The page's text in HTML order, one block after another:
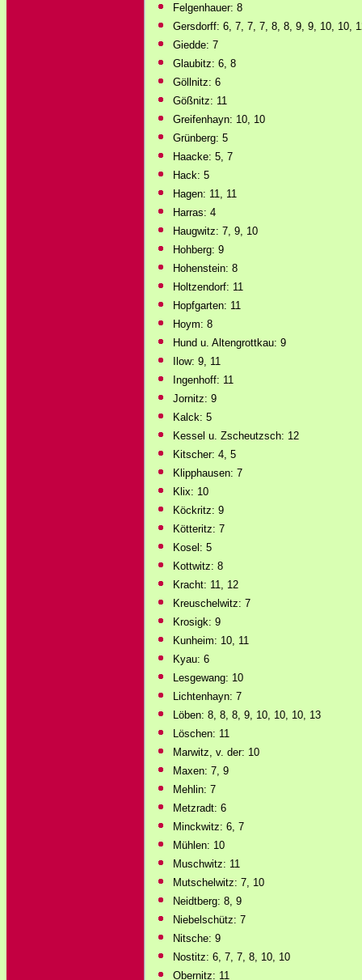
Felgenhauer: 8
Gersdorff: 6, 7, 7, 7, 8, 8, 9, 9, 10, 10,
Giedde: 7
Glaubitz: 6, 8
Göllnitz: 6
Gößnitz: 11
Greifenhayn: 10, 10
Grünberg: 5
Haacke: 5, 7
Hack: 5
Hagen: 11, 11
Harras: 4
Haugwitz: 7, 9, 10
Hohberg: 9
Hohenstein: 8
Holtzendorf: 11
Hopfgarten: 11
Hoym: 8
Hund u. Altengrottkau: 9
Ilow: 9, 11
Ingenhoff: 11
Jornitz: 9
Kalck: 5
Kessel u. Zscheutzsch: 12
Kitscher: 4, 5
Klipphausen: 7
Klix: 10
Köckritz: 9
Kötteritz: 7
Kosel: 5
Kottwitz: 8
Kracht: 11, 12
Kreuschelwitz: 7
Krosigk: 9
Kunheim: 10, 11
Kyau: 6
Lesgewang: 10
Lichtenhayn: 7
Löben: 8, 8, 8, 9, 10, 10, 10, 13
Löschen: 11
Marwitz, v. der: 10
Maxen: 7, 9
Mehlin: 7
Metzradt: 6
Minckwitz: 6, 7
Mühlen: 10
Muschwitz: 11
Mutschelwitz: 7, 10
Neidtberg: 8, 9
Niebelschütz: 7
Nitsche: 9
Nostitz: 6, 7, 7, 8, 10, 10
Obernitz: 11